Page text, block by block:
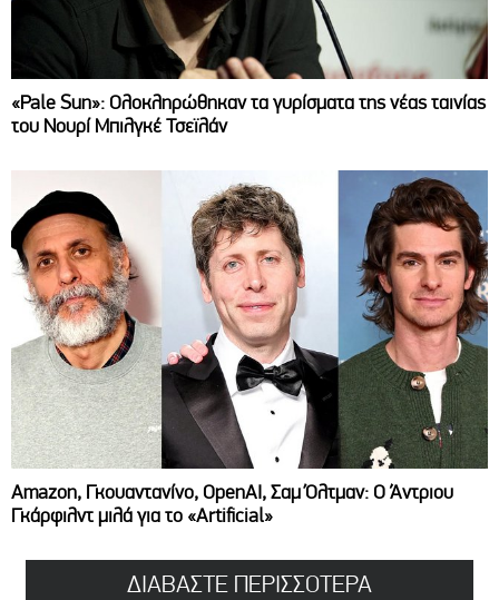
«Pale Sun»: Ολοκληρώθηκαν τα γυρίσματα της νέας ταινίας
του Νουρί Μπιλγκέ Τσεϊλάν
Amazon, Γκουαντανίνο, OpenAI, Σαμ Όλτμαν: Ο Άντριου
Γκάρφιλντ μιλά για το «Artificial»
ΔΙΑΒΑΣΤΕ ΠΕΡΙΣΣΟΤΕΡΑ